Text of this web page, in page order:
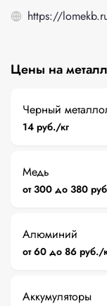
https://
Цены на
Черный
14 руб./кг
Медь
от 300 до 380
Алюминий
от 60 до 86 руб./
Аккумуляторы